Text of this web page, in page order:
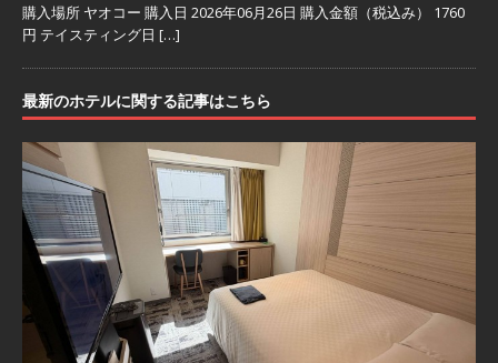
購入場所 ヤオコー 購入日 2026年06月26日 購入金額（税込み） 1760
円 テイスティング日 […]
最新のホテルに関する記事はこちら